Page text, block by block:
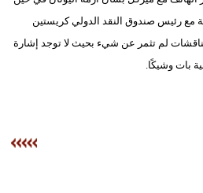
مع رئيس صندوق النقد الدولي كريستين
لم تثمر عن شيء بحيث لا توجد إشارة
بات وشيكًا.